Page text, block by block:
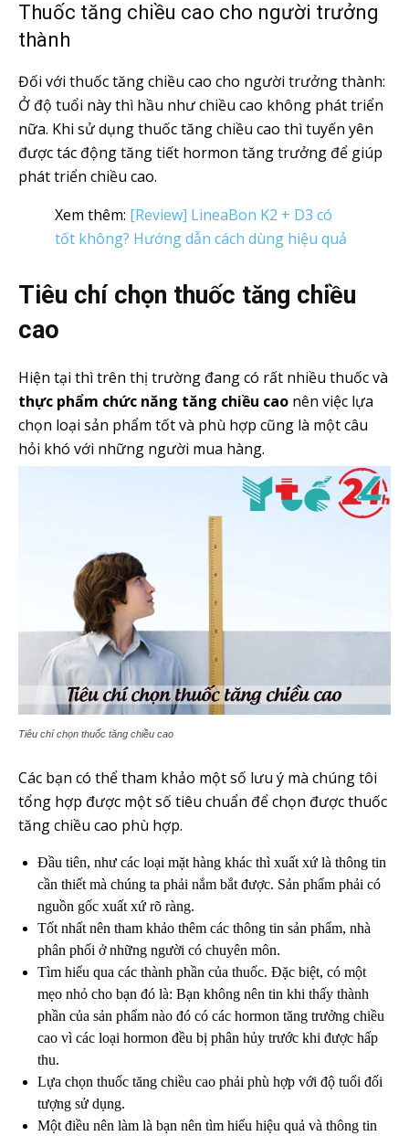
Thuốc tăng chiều cao cho người trưởng
thành
Đối với thuốc tăng chiều cao cho người trưởng thành:
Ở độ tuổi này thì hầu như chiều cao không phát triển
nữa. Khi sử dụng thuốc tăng chiều cao thì tuyến yên
được tác động tăng tiết hormon tăng trưởng để giúp
phát triển chiều cao.
Xem thêm: [Review] LineaBon K2 + D3 có
tốt không? Hướng dẫn cách dùng hiệu quả
Tiêu chí chọn thuốc tăng chiều
cao
Hiện tại thì trên thị trường đang có rất nhiều thuốc và
thực phẩm chức năng tăng chiều cao nên việc lựa
chọn loại sản phẩm tốt và phù hợp cũng là một câu
hỏi khó với những người mua hàng.
Tiêu chí chọn thuốc tăng chiều cao
Các bạn có thể tham khảo một số lưu ý mà chúng tôi
tổng hợp được một số tiêu chuẩn để chọn được thuốc
tăng chiều cao phù hợp.
Đầu tiên, như các loại mặt hàng khác thì xuất xứ là thông tin
cần thiết mà chúng ta phải nắm bắt được. Sản phẩm phải có
nguồn gốc xuất xứ rõ ràng.
Tốt nhất nên tham khảo thêm các thông tin sản phẩm, nhà
phân phối ở những người có chuyên môn.
Tìm hiểu qua các thành phần của thuốc. Đặc biệt, có một
mẹo nhỏ cho bạn đó là: Bạn không nên tin khi thấy thành
phần của sản phẩm nào đó có các hormon tăng trưởng chiều
cao vì các loại hormon đều bị phân hủy trước khi được hấp
thu.
Lựa chọn thuốc tăng chiều cao phải phù hợp với độ tuổi đối
tượng sử dụng.
Một điều nên làm là bạn nên tìm hiểu hiệu quả và thông tin